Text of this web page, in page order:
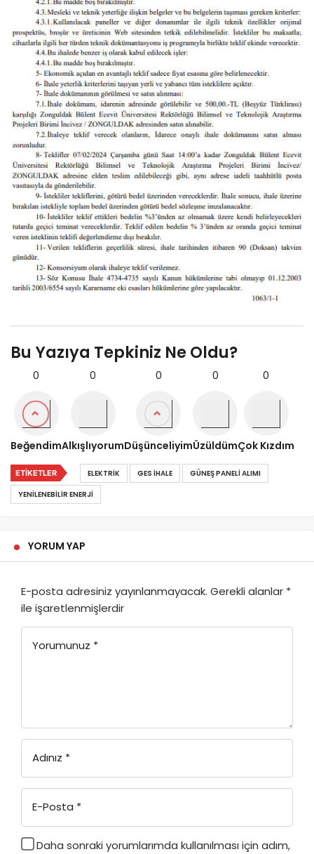
Bu Yazıya Tepkiniz Ne Oldu?
0
Beğendim
0
Alkışlıyorum
0
Düşünceliyim
0
Üzüldüm
0
Çok Kızdım
ETIKETLER ELEKTRIK GES İHALE
GÜNEŞ PANELI ALIMI
YENILENEBILIR ENERJI
YORUM YAP
E-posta adresiniz yayınlanmayacak. Gerekli alanlar *
ile işaretlenmişlerdir
Yorumunuz *
Adınız *
E-Posta *
Daha sonraki yorumlarımda kullanılması için adım,